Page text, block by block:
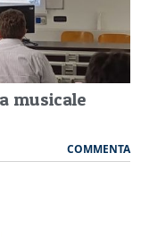
musicale
COMMENTA